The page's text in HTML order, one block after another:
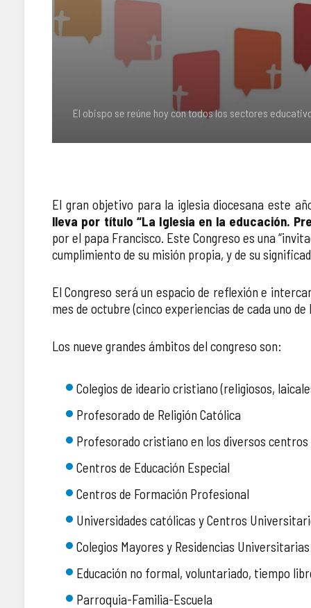
El obispo se reúne hoy con todos los sectores
El gran objetivo para la iglesia diocesana este
lleva por título “La Iglesia en la educación.
por el papa Francisco. Este Congreso es una
cumplimiento de su misión propia, y de su
El Congreso será un espacio de reflexión e
mes de octubre (cinco experiencias de cada uno
Los nueve grandes ámbitos del congreso son:
Colegios de ideario cristiano (religiosos,
Profesorado de Religión Católica
Profesorado cristiano en los diversos centros
Centros de Educación Especial
Centros de Formación Profesional
Universidades católicas y Centros
Colegios Mayores y Residencias Universitarias
Educación no formal, voluntariado, tiempo
Parroquia-Familia-Escuela